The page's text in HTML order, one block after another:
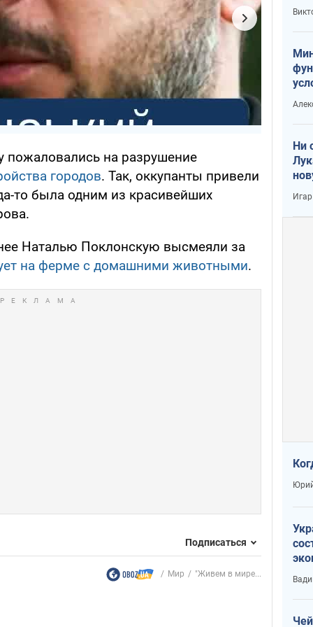
на разрушение
городов. Так, оккупанты привели
то была одним из красивейших
Наталью Поклонскую высмеяли за
на ферме с домашними животными.
Подписаться
Мир "Живем в мире...
Ни